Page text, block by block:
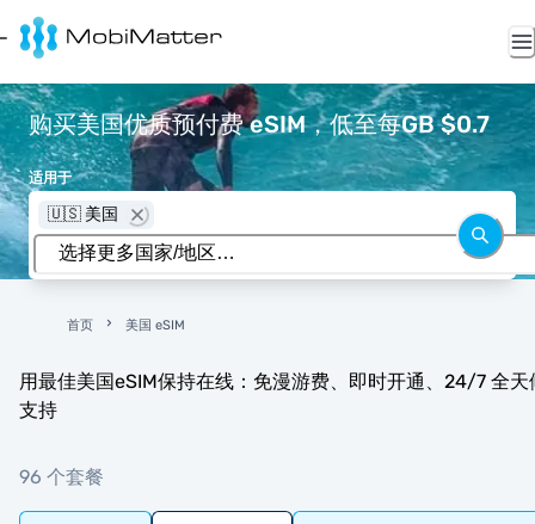
购买美国优质预付费 eSIM，低至每GB $0.7
适用于
🇺🇸 美国
首页 美国 eSIM
用最佳美国eSIM保持在线：免漫游费、即时开通、24/7 全天
支持
96 个套餐